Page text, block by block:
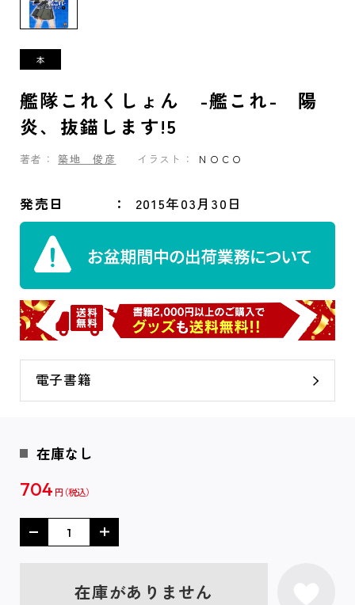
艦隊これくしょん -艦これ- 陽
炎、抜錨します!5
著者： 築地 俊彦 イラスト： ＮＯＣＯ
発売日 2015年03月30日
電子書籍
在庫なし
704 円
在庫がありません